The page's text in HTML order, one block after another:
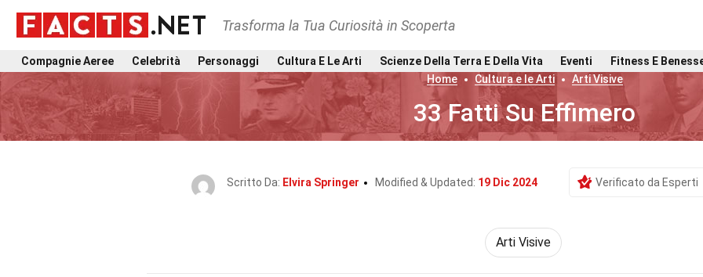
Trasforma la Tua Curiosità in Scoperta
Compagnie Aeree Celebrità Personaggi Cultura E Le Arti Scienze Della Terra E Della Vita Eventi
Fitness E
Home
Cultura e le Arti Arti Visive
33 Fatti Su Effimero
Scritto Da: Elvira Springer Modified & Updated: 19 Dic 2024 Verificato da Esperti
Arti Visive